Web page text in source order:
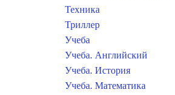
Техника
Триллер
Учеба
Учеба. Английский
Учеба. История
Учеба. Математика